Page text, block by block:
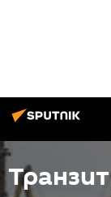
Транзит